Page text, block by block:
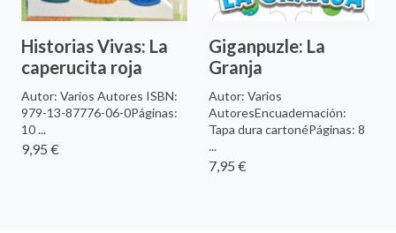
Historias Vivas: La
caperucita roja
Autor: Varios Autores ISBN:
979-13-87776-06-0Páginas:
10 ...
9,95 €
Giganpuzle: La
Granja
Autor: Varios
AutoresEncuadernación:
Tapa dura cartonéPáginas: 8
...
7,95 €